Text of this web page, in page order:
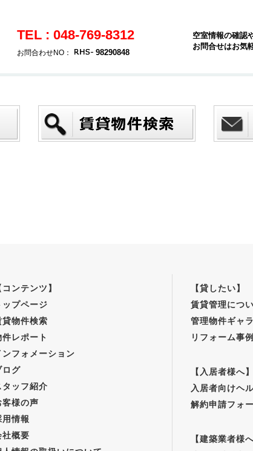
TEL : 048-769-8312
お問合わせNO： 98290848
空室情報の確認
お問合せはお気
コンテンツ】
ップページ
貸物件検索
件レポート
ンフォメーション
ログ
タッフ紹介
客様の声
用情報
社概要
【貸したい】
賃貸管理につ
管理物件ギャ
リフォーム事例
【入居者様へ】
入居者向けヘ
解約申請フォ
【建築業者様へ